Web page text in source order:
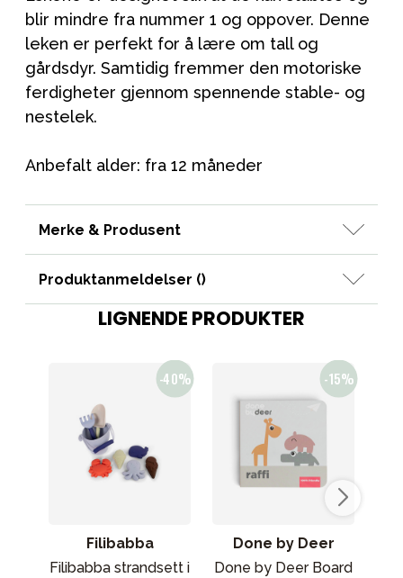
blir mindre fra nummer 1 og oppover. Denne
leken er perfekt for å lære om tall og
gårdsdyr. Samtidig fremmer den motoriske
ferdigheter gjennom spennende stable- og
nestelek.
Anbefalt alder: fra 12 måneder
Merke & Produsent
Produktanmeldelser ()
LIGNENDE PRODUKTER
Filibabba
Filibabba strandsett i
Done by Deer
Done by Deer Board